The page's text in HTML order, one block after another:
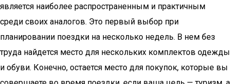
является наиболее распространенным и практичным
среди своих аналогов. Это первый выбор при
планировании поездки на несколько недель. В нем без
труда найдется место для нескольких комплектов одежды
и обуви. Конечно, остается место для покупок, которые вы